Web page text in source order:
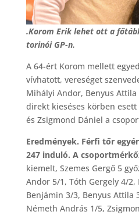
.Korom Erik lehet ott a
torinói GP-n.
A 64-ért Korom mellett
vívhatott, vereséget
Mihályi Andor, Benyus Attila
direkt kieséses körben
és Zsigmond Dániel a
Eredmények. Férfi tőr
247 induló. A
kiemelt, Szemes Gergő 5
Andor 5/1, Tóth Gergely 4/
Benjámin 3/3, Benyus Attila
Németh András 1/5,